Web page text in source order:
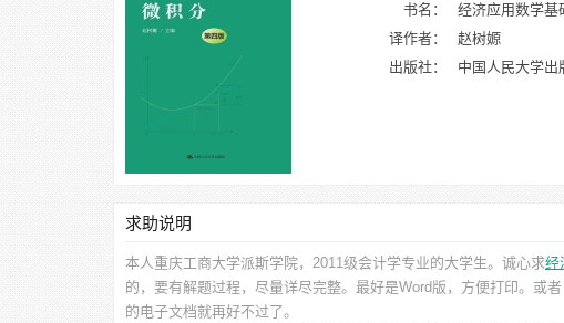
书名：
经济应用数学基
译作者：
赵树嫄
出版社：
中国人民大学出
求助说明
本人重庆工商大学派斯学院，2011级会计学专业的大学生。诚心求经
的，要有解题过程，尽量详尽完整。最好是Word版，方便打印。或
的电子文档就再好不过了。